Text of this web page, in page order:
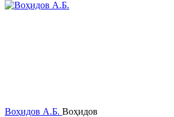
Воҳидов А.Б. Воҳидов